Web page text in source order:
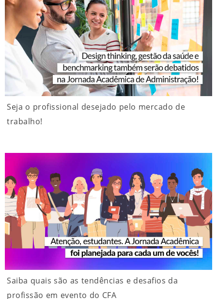
Seja o profissional desejado pelo mercado de
trabalho!
Saiba quais são as tendências e desafios da
profissão em evento do CFA